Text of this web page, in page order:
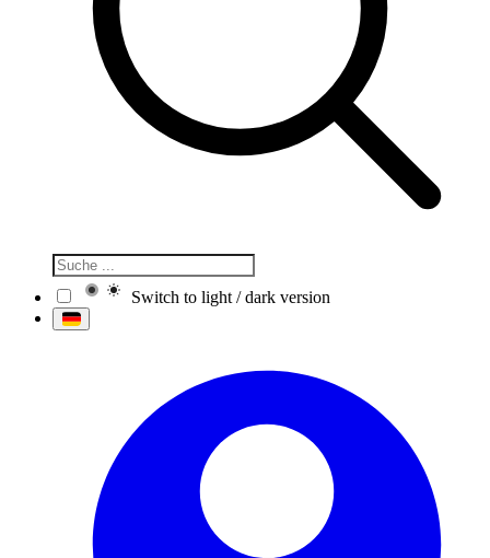
Switch to light / dark version